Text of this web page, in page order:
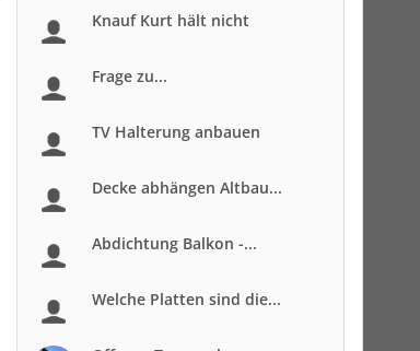
Knauf Kurt hält nicht
Frage zu...
TV Halterung anbauen
Decke abhängen Altbau...
Abdichtung Balkon -...
Welche Platten sind die...